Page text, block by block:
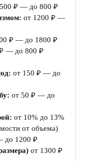
₽ — до 800 ₽
от 1200 ₽ —
₽ — до 1800 ₽
— до 800 ₽
от 150 ₽ — до
от 50 ₽ — до
от 10% до 13%
от объема)
до 1200 ₽
от 1300 ₽